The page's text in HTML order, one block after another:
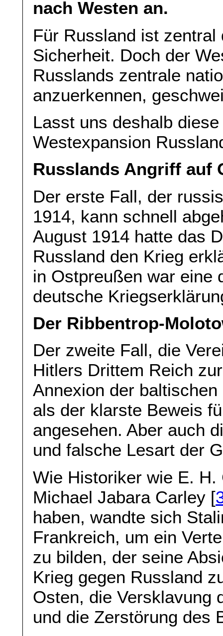
nach Westen an.
Für Russland ist
Sicherheit. Doch der
Russlands zentrale
anzuerkennen,
Lasst uns deshalb
Westexpansion
Russlands Angriff auf
Der erste Fall, der
1914, kann schnell
August 1914 hatte das
Russland den Krieg
in Ostpreußen war eine
deutsche
Der Ribbentrop-
Der zweite Fall, die
Hitlers Drittem Reich
Annexion der
als der klarste Beweis
angesehen. Aber auch
und falsche Lesart der
Wie Historiker wie E.
Michael Jabara Carley [
haben, wandte sich
Frankreich, um ein
zu bilden, der seine
Krieg gegen Russland
Osten, die Versklavung
und die Zerstörung des